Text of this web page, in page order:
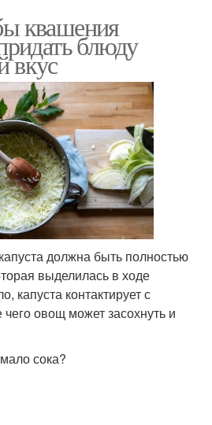
квашения
блюду
вкус
должна быть полностью
выделилась в ходе
капуста контактирует с
чего овощ может засохнуть и
сока?